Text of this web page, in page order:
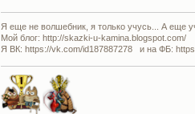
Я еще не волшебник, я только учусь... А еще
Мой блог: http://skazki-u-kamina.blogspot.com/
Я ВК: https://vk.com/id187887278 и на ФБ: